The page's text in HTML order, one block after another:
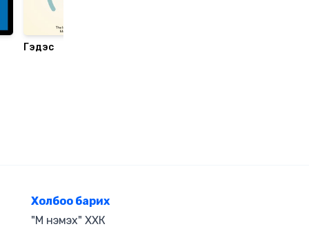
Гэдэс
Холбоо барих
"М нэмэх" ХХК